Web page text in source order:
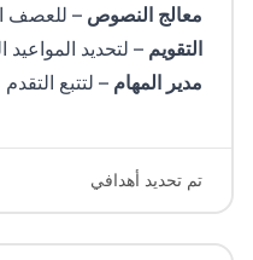
معالج النصوص – للعصف
التقويم – لتحديد المواعيد
مدير المهام – لتتبع التقدم
تم تحديد أهدافي